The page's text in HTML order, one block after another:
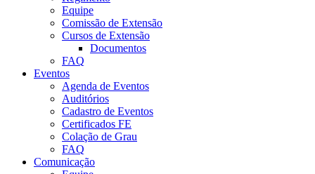
Equipe
Comissão de Extensão
Cursos de Extensão
Documentos
FAQ
Eventos
Agenda de Eventos
Auditórios
Cadastro de Eventos
Certificados FE
Colação de Grau
FAQ
Comunicação